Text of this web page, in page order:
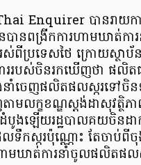
Enquirer បានរាយក
បានពង្រីកការហាមឃាត់
ងអស់ពីប្រទេសថៃ ក្រោយស្ថ
របស់ចិនរកឃើញថា ផលិត
ាំចេញផលិតផលស្ករទៅចិន
ាមលក្ខខណ្ឌស្តង់ដាសុវត្ថិភ
ដំបូងឡើយរដ្ឋបាលគយចិនដា
កស្ករប៉ុណ្ណោះ តែចាប់ពីចុ
មឃាត់ការនាំចូលផលិតផលស្